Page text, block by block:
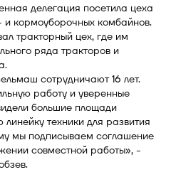
делегация посетила цеха
кормоуборочных комбайнов.
тракторный цех, где им
ряда тракторов и
сотрудничают 16 лет.
работу и уверенные
большие площади
техники для развития
мы подписываем соглашение
совместной работы», -